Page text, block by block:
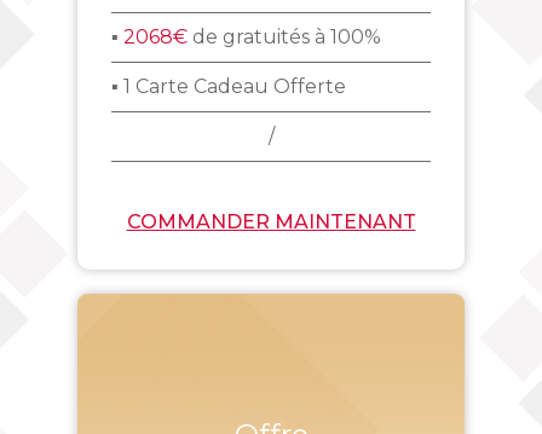
▪ 2068€ de gratuités à 100%
▪ 1 Carte Cadeau Offerte
/
COMMANDER MAINTENANT